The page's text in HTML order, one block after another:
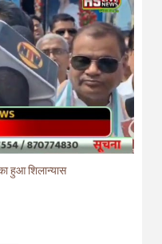
हुआ शिलान्यास